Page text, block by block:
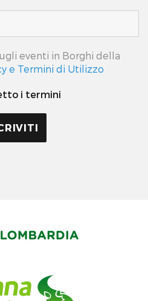
eventi in Borghi della
e Termini di Utilizzo
i termini